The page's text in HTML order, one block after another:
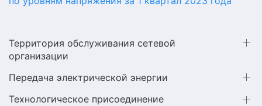
Территория обслуживания сетевой
организации
Передача электрической энергии
Технологическое присоединение